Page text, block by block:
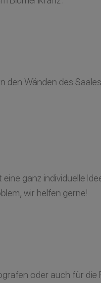
den Wänden des
eine ganz individuelle
wir helfen gerne!
oder auch für die